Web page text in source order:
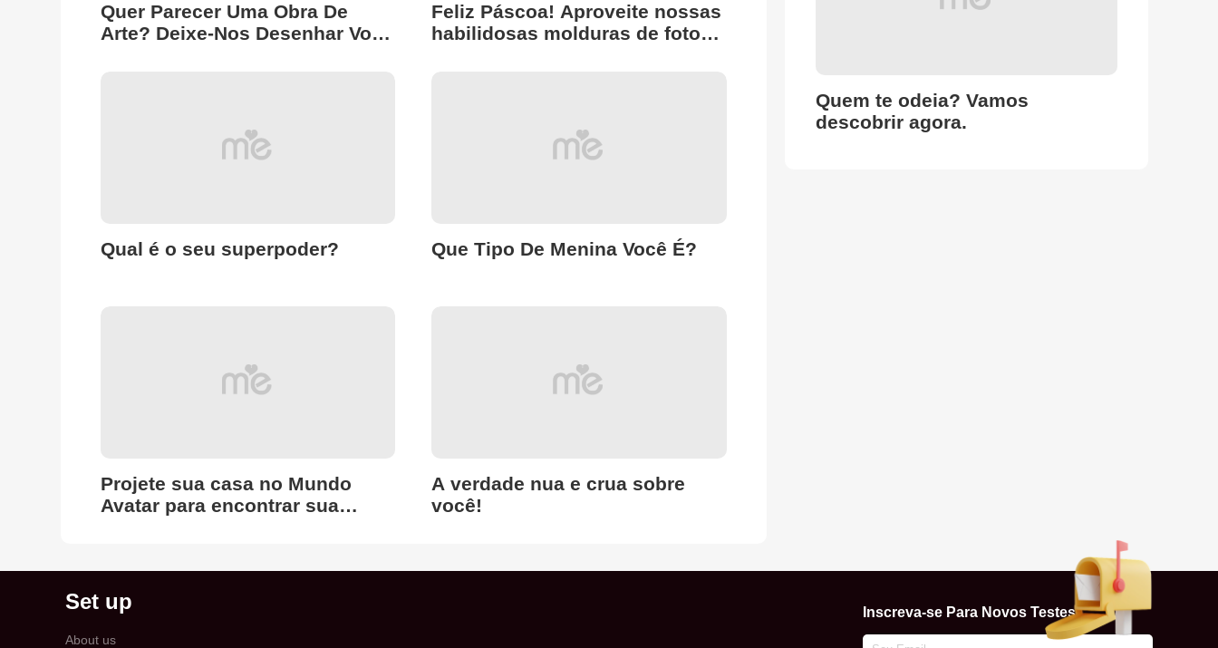
Quer Parecer Uma Obra De
Arte? Deixe-Nos Desenhar Você
Feliz Páscoa! Aproveite nossas
habilidosas molduras de fotos
Qual é o seu superpoder? Que Tipo De Menina Você É?
Projete sua casa no Mundo
Avatar para encontrar sua
A verdade nua e crua sobre
você!
Quem te odeia? Vamos
descobrir agora.
Set up
About us
Inscreva-se Para Novos Testes